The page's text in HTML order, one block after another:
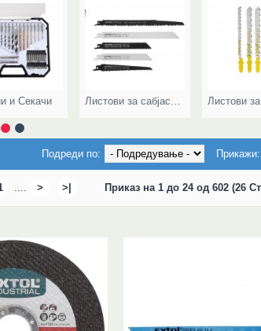
и Секачи
Прикажи:
Подреди по:
> >| Приказ на 1 до 24 од 602 (26